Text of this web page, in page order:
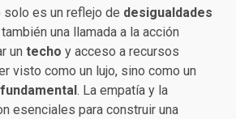
solo es un reflejo de desigualdades
una llamada a la acción
un techo y acceso a recursos
visto como un lujo, sino como un
. La empatía y la
esenciales para construir una